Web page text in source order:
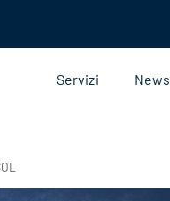
Servizi News